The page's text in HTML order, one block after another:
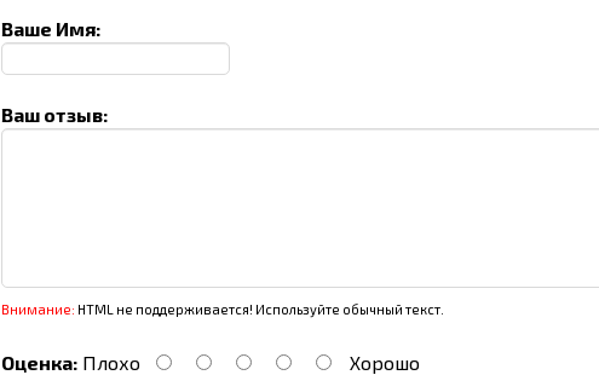
Ваше Имя:
Ваш отзыв:
Внимание: HTML не поддерживается! Используйте обычный текст.
Оценка: Плохо Хорошо